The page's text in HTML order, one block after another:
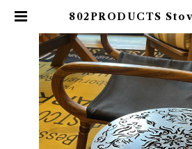
802PRODUCTS
UCTS 】 | 802